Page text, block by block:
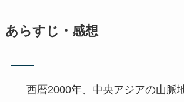
あらすじ・感想
西暦2000年、中央アジアの山脈